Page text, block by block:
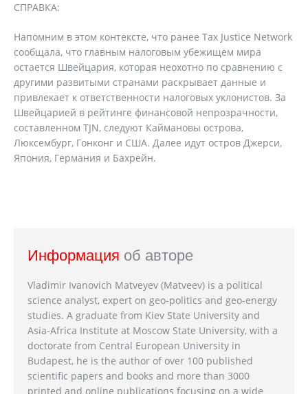
СПРАВКА:
Напомним в этом контексте, что ранее Tax Justice Network
сообщала, что главным налоговым убежищем мира
остается Швейцария, которая неохотно по сравнению с
другими развитыми странами раскрывает данные и
привлекает к ответственности налоговых уклонистов. За
Швейцарией в рейтинге финансовой непрозрачности,
составленном TJN, следуют Каймановы острова,
Люксембург, Гонконг и США. Далее идут остров Джерси,
Япония, Германия и Бахрейн.
Информация об авторе
Vladimir Ivanovich Matveyev (Matveev) is a political
science analyst, expert on geo-politics and geo-energy
studies. A graduate from Kiev State University and
Asia-Africa Institute at Moscow State University, with a
doctorate from Central European University in
Budapest, he is the author of over 100 published
scientific papers and books and more than 3000
printed and online publications focusing on a wide